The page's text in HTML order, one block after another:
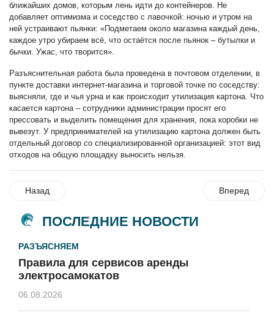
ближайших домов, которым лень идти до контейнеров. Не
добавляет оптимизма и соседство с лавочкой: ночью и утром на
ней устраивают пьянки: «Подметаем около магазина каждый день,
каждое утро убираем всё, что остаётся после пьянок – бутылки и
бычки. Ужас, что творится».
Разъяснительная работа была проведена в почтовом отделении, в
пункте доставки интернет-магазина и торговой точке по соседству:
выясняли, где и чья урна и как происходит утилизация картона. Что
касается картона – сотрудники администрации просят его
прессовать и выделить помещения для хранения, пока коробки не
вывезут. У предпринимателей на утилизацию картона должен быть
отдельный договор со специализированной организацией: этот вид
отходов на общую площадку выносить нельзя.
Назад Вперед
ПОСЛЕДНИЕ НОВОСТИ
РАЗЪЯСНЯЕМ
Правила для сервисов аренды
электросамокатов
06.08.2026